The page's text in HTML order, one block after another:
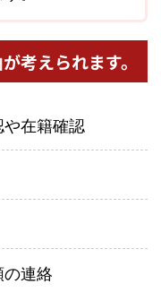
考えられます。
在籍確認
連絡